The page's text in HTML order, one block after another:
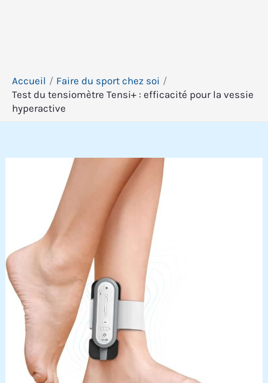
Accueil
Faire du sport chez soi
Test du tensiomètre Tensi+ : efficacité pour la vessie
hyperactive